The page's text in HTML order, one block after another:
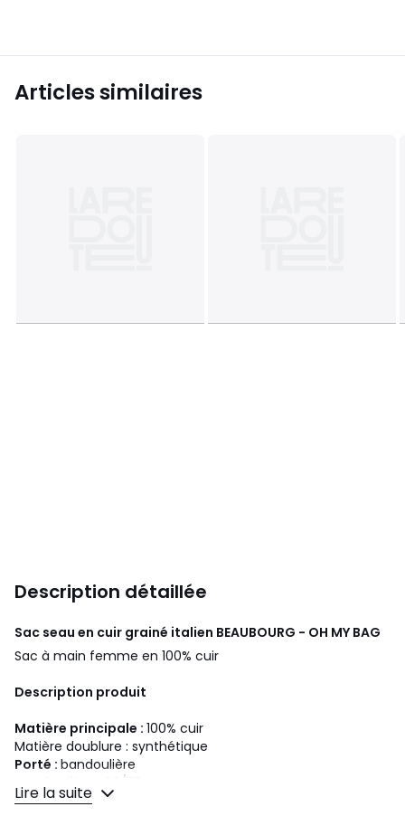
Articles similaires
Description détaillée
Sac seau en cuir grainé italien BEAUBOURG - OH MY BAG
Sac à main femme en 100% cuir
Description produit
Matière principale : 100% cuir
Matière doublure : synthétique
Porté : bandoulière
Bandoulière :
66/115 au plus longs
Fermeture : fermeture éclair
Lire la suite